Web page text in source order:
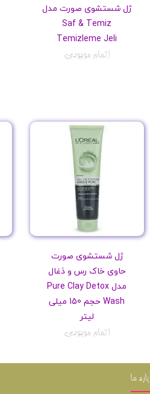
ژل شستشوی صورت مدل
Saf & Temiz
Temizleme Jeli
اتمام موجودی
ژل شستشوی صورت
حاوی خاک رس و ذغال
مدل Pure Clay Detox
Wash حجم 150 میلی
لیتر
اتمام موجودی
ما